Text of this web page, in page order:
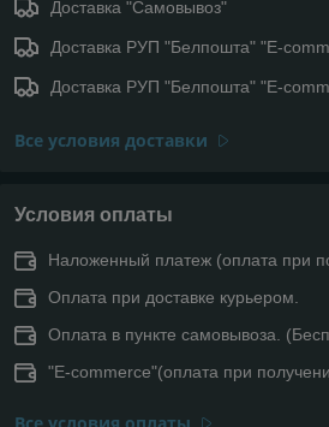
Доставка "Самовывоз"
Доставка РУП "Белпошта" "E-
Доставка РУП "Белпошта" "E-
Все условия доставки
Условия оплаты
Наложенный платеж (оплата при
Оплата при доставке курьером.
Оплата в пункте самовывоза.
"E-commerce"(оплата при